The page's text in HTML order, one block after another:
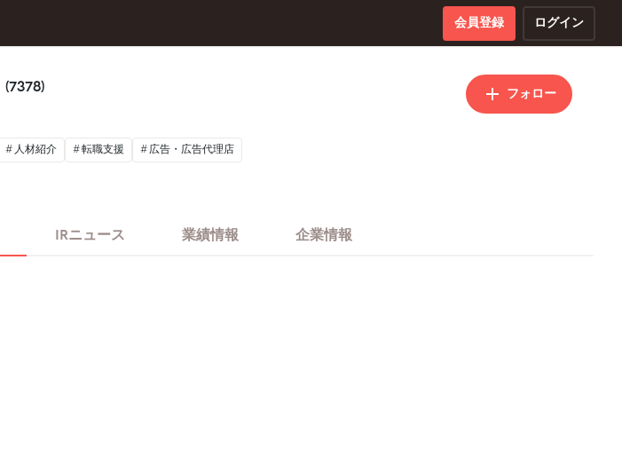
会員登録 ログイン
(7378) フォロー
人材紹介 転職支援 広告・広告代理店
IRニュース 業績情報 企業情報